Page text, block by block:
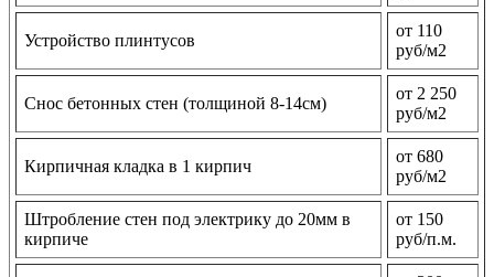
Устройство плинтусов
от 110
руб/м2
Снос бетонных стен (толщиной 8-14см)
от 2 250
руб/м2
Кирпичная кладка в 1 кирпич
от 680
руб/м2
Штробление стен под электрику до 20мм в
кирпиче
от 150
руб/п.м.